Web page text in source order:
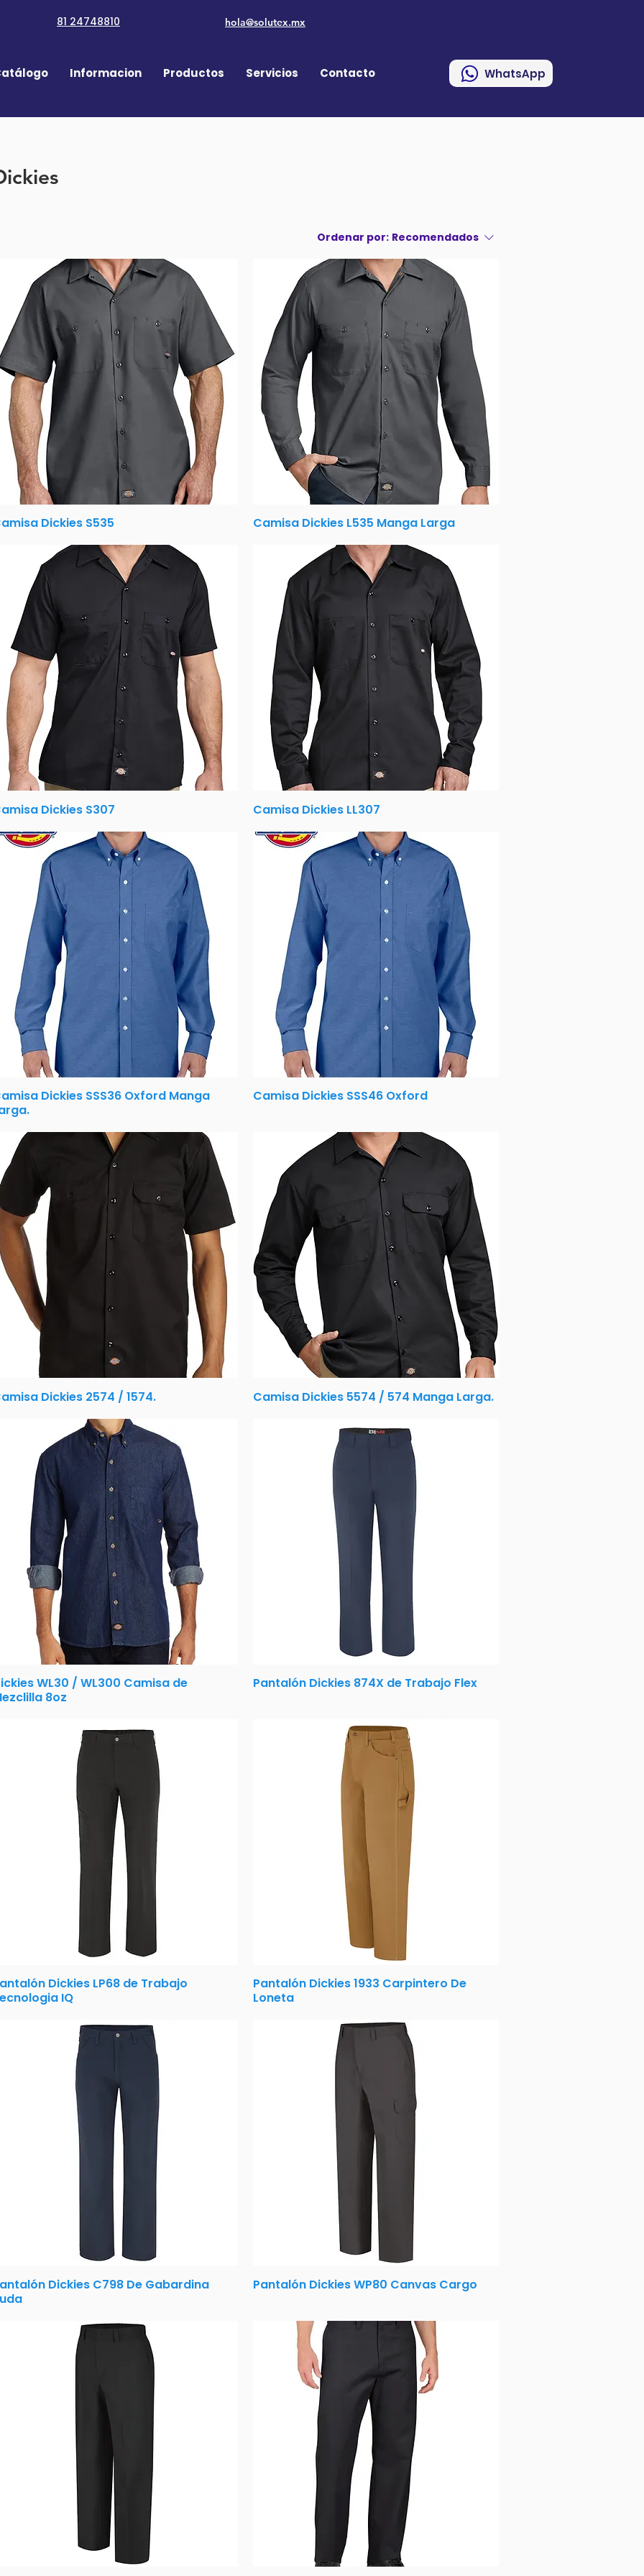
81 24748810 hola@solutex.mx
Informacion Productos Servicios Contacto WhatsApp
Ordenar por: Recomendados
Dickies S535 Camisa Dickies L535 Manga Larga
Dickies S307 Camisa Dickies LL307
Dickies SSS36 Oxford Manga
Camisa Dickies SSS46 Oxford
Dickies 2574 / 1574. Camisa Dickies 5574 / 574 Manga Larga.
WL30 / WL300 Camisa de
8oz
Pantalón Dickies 874X de Trabajo Flex
Dickies LP68 de Trabajo
IQ
Pantalón Dickies 1933 Carpintero De
Loneta
Dickies C798 De Gabardina
Pantalón Dickies WP80 Canvas Cargo